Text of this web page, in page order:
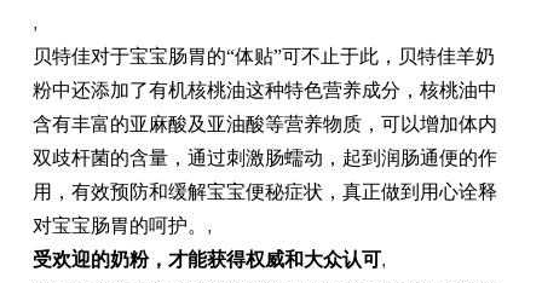
,
贝特佳对于宝宝肠胃的“体贴”可不止于此，贝特佳羊奶
粉中还添加了有机核桃油这种特色营养成分，核桃油中
含有丰富的亚麻酸及亚油酸等营养物质，可以增加体内
双歧杆菌的含量，通过刺激肠蠕动，起到润肠通便的作
用，有效预防和缓解宝宝便秘症状，真正做到用心诠释
对宝宝肠胃的呵护。 ,
受欢迎的奶粉，才能获得权威和大众认可,